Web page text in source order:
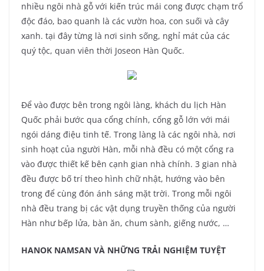
nhiều ngôi nhà gỗ với kiến trúc mái cong được chạm trổ
độc đáo, bao quanh là các vườn hoa, con suối và cây
xanh. tại đây từng là nơi sinh sống, nghỉ mát của các
quý tộc, quan viên thời Joseon Hàn Quốc.
Để vào được bên trong ngôi làng, khách du lịch Hàn
Quốc phải bước qua cổng chính, cổng gỗ lớn với mái
ngói dáng điệu tinh tế. Trong làng là các ngôi nhà, nơi
sinh hoạt của người Hàn, mỗi nhà đều có một cổng ra
vào được thiết kế bên cạnh gian nhà chính. 3 gian nhà
đều được bố trí theo hình chữ nhật, hướng vào bên
trong để cùng đón ánh sáng mặt trời. Trong mỗi ngôi
nhà đều trang bị các vật dụng truyền thống của người
Hàn như bếp lửa, bàn ăn, chum sành, giếng nước, …
HANOK NAMSAN VÀ NHỮNG TRẢI NGHIỆM TUYỆT